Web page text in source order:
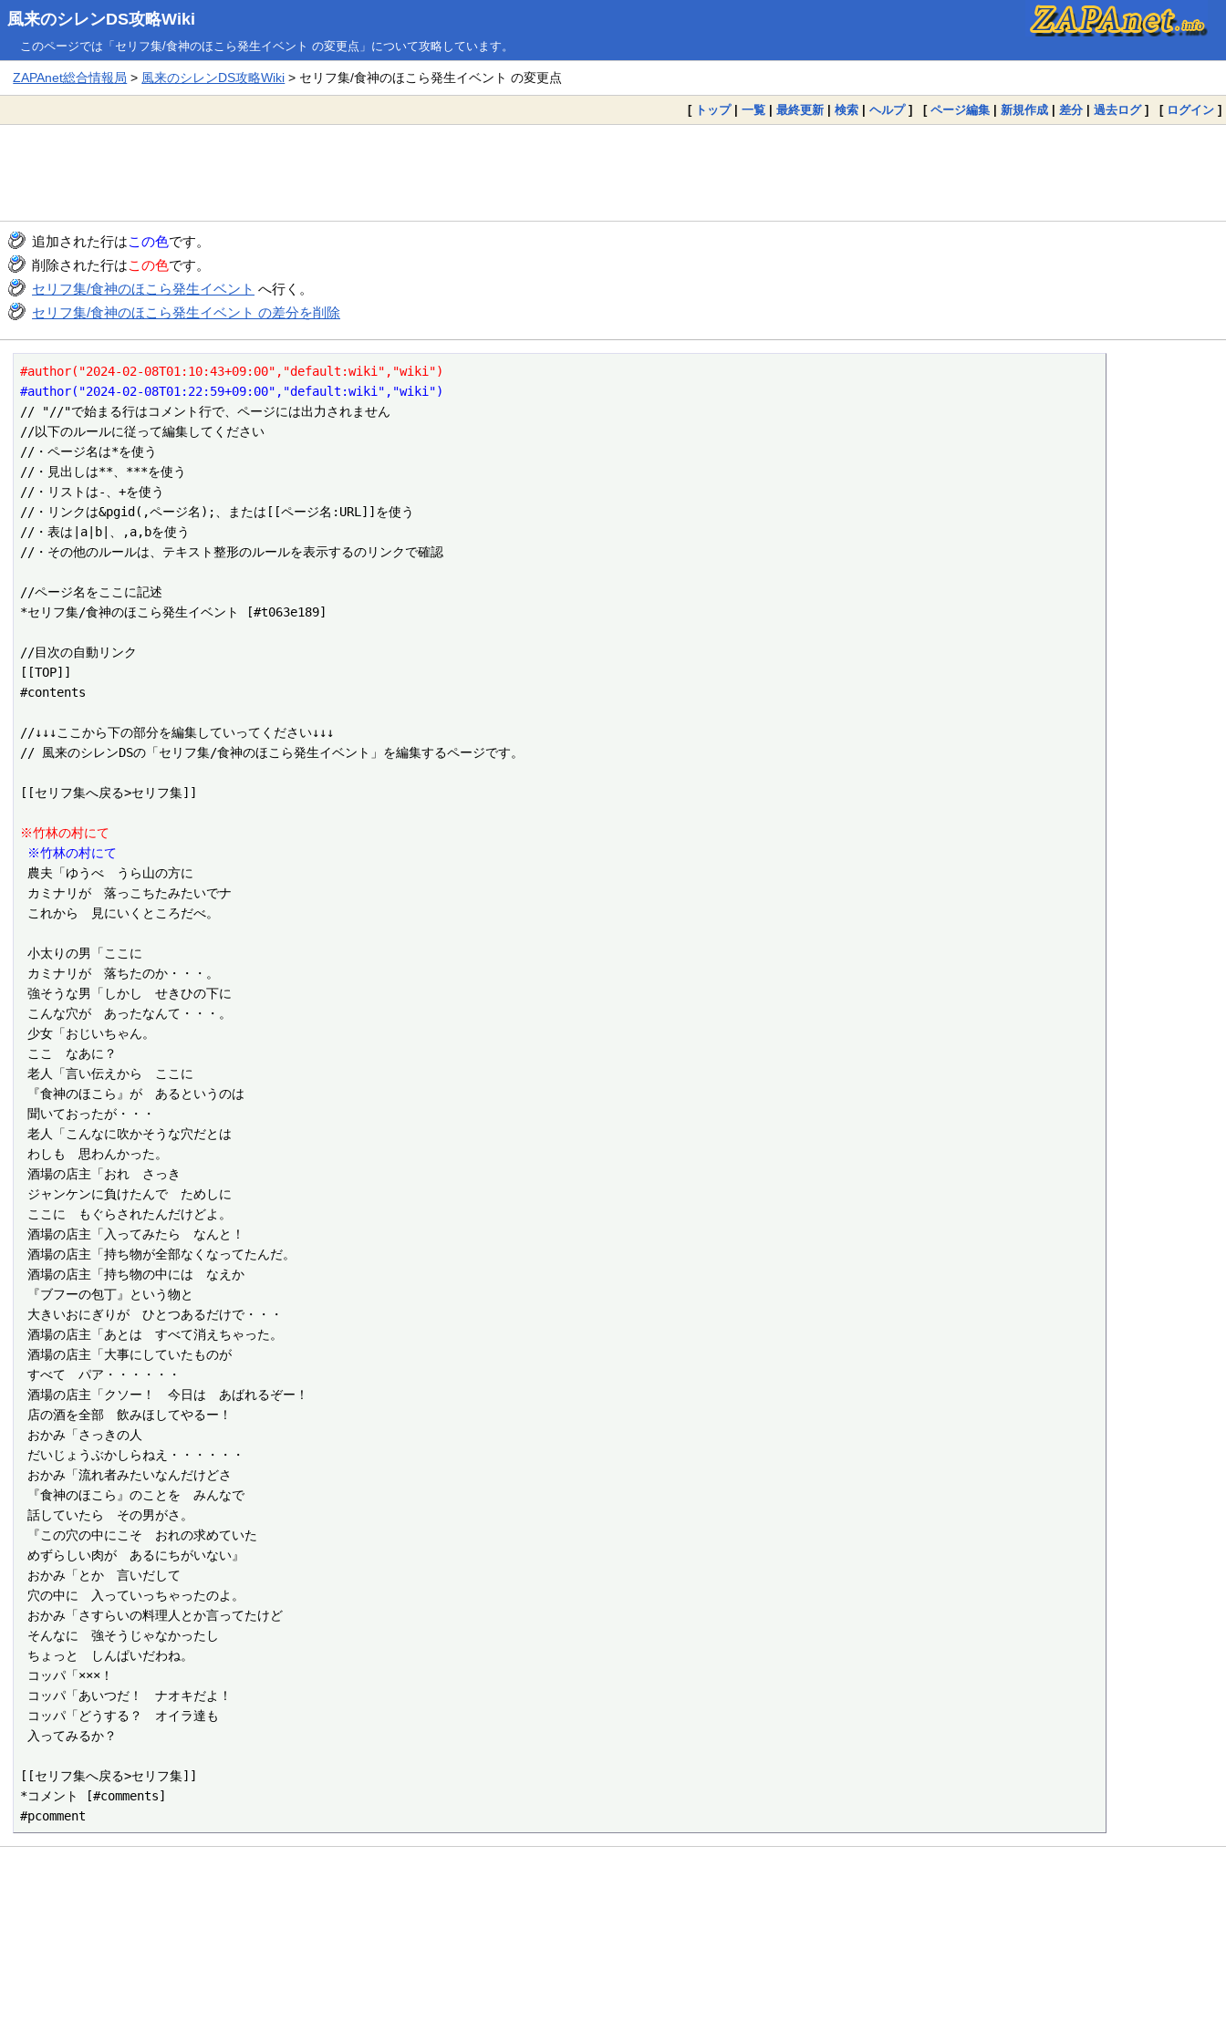
風来のシレンDS攻略Wiki
このページでは「セリフ集/食神のほこら発生イベント の変更点」について攻略しています。
ZAPAnet総合情報局 > 風来のシレンDS攻略Wiki > セリフ集/食神のほこら発生イベント の変更点
[ トップ| 一覧 | 最終更新 | 検索 | ヘルプ] [ ページ編集 | 新規作成 | 差分 | 過去ログ] [ ログイン ]
追加された行はこの色です。
削除された行はこの色です。
セリフ集/食神のほこら発生イベント へ行く。
セリフ集/食神のほこら発生イベント の差分を削除
#author("2024-02-08T01:10:43+09:00","default:wiki","wiki")
#author("2024-02-08T01:22:59+09:00","default:wiki","wiki")
// "//"で始まる行はコメント行で、ページには出力されません
//以下のルールに従って編集してください
//・ページ名は*を使う
//・見出しは**、***を使う
//・リストは-、+を使う
//・リンクは&pgid(,ページ名);、または[[ページ名:URL]]を使う
//・表は|a|b|、,a,bを使う
//・その他のルールは、テキスト整形のルールを表示するのリンクで確認
//ページ名をここに記述
*セリフ集/食神のほこら発生イベント [#t063e189]
//目次の自動リンク
[[TOP]]
#contents
//↓↓↓ここから下の部分を編集していってください↓↓↓
// 風来のシレンDSの「セリフ集/食神のほこら発生イベント」を編集するページです。
[[セリフ集へ戻る>セリフ集]]
※竹林の村にて
※竹林の村にて
小太りの男「ここに
強そうな男「しかし　せきひの下に
老人「言い伝えから　ここに
聞いておったが・・・
老人「こんなに吹かそうな穴だとは
酒場の店主「おれ　さっき
酒場の店主「入ってみたら　なんと！
酒場の店主「持ち物が全部なくなってたんだ。
酒場の店主「持ち物の中には　なえか
酒場の店主「あとは　すべて消えちゃった。
酒場の店主「大事にしていたものが
すべて　パア・・・・・・
酒場の店主「クソー！　今日は　あばれるぞー！
話していたら　その男がさ。
めずらしい肉が　あるにちがいない』
[[セリフ集へ戻る>セリフ集]]
*コメント [#comments]